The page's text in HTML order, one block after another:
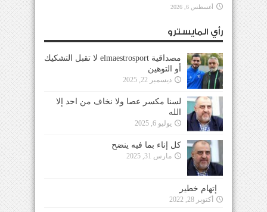
أغسطس 6, 2026
رأي المايسترو
مصداقية elmaestrosport لا تقبل التشكيك
أو التوهين
ديسمبر 22, 2025
لسنا مكسر عصا ولا نخاف من احد إلا
الله
يوليو 6, 2025
كل إناء بما فيه ينضح
مارس 31, 2025
إتهام خطير
أكتوبر 28, 2022